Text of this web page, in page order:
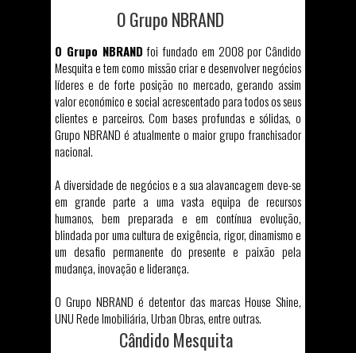
O Grupo NBRAND foi fundado em 2008 por Cândido
Mesquita e tem como missão criar e desenvolver negócios
líderes e de forte posição no mercado, gerando assim
valor económico e social acrescentado para todos os seus
clientes e parceiros. Com bases profundas e sólidas, o
Grupo NBRAND é atualmente o maior grupo franchisador
nacional.
A diversidade de negócios e a sua alavancagem deve-se
em grande parte a uma vasta equipa de recursos
humanos, bem preparada e em contínua evolução,
blindada por uma cultura de exigência, rigor, dinamismo e
um desafio permanente do presente e paixão pela
mudança, inovação e liderança.
O Grupo NBRAND é detentor das marcas House Shine,
UNU Rede Imobiliária, Urban Obras, entre outras.
O Grupo NBRAND
Cândido Mesquita